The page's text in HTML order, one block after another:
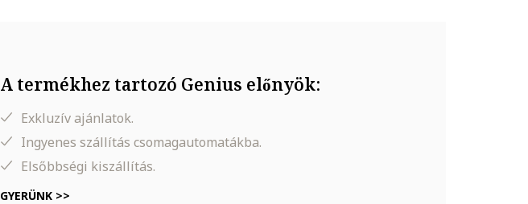
A termékhez tartozó Genius előnyök:
Exkluzív ajánlatok.
Ingyenes szállítás csomagautomatákba.
Elsőbbségi kiszállítás.
GYERÜNK >>